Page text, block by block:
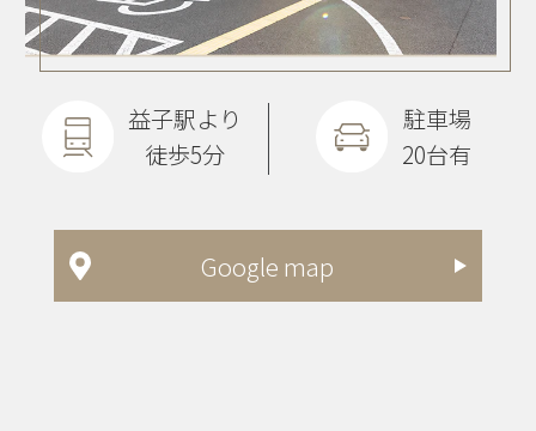
Google map
益子駅より
徒歩5分
駐車場
20台有